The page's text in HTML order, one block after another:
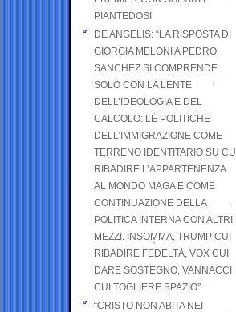
PIANTEDOSI
DE ANGELIS: “LA RISPOSTA DI
GIORGIA MELONI A PEDRO
SANCHEZ SI COMPRENDE
SOLO CON LA LENTE
DELL’IDEOLOGIA E DEL
CALCOLO: LE POLITICHE
DELL’IMMIGRAZIONE COME
TERRENO IDENTITARIO SU CUI
RIBADIRE L’APPARTENENZA
AL MONDO MAGA E COME
CONTINUAZIONE DELLA
POLITICA INTERNA CON ALTRI
MEZZI. INSOMMA, TRUMP CUI
RIBADIRE FEDELTÀ, VOX CUI
DARE SOSTEGNO, VANNACCI
CUI TOGLIERE SPAZIO”
“CRISTO NON ABITA NEI